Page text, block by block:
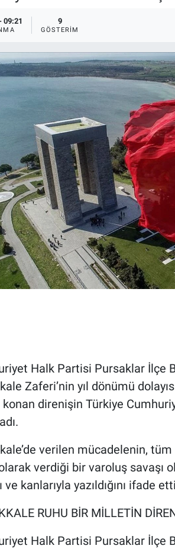
09:21 9
GÖSTERIM
Halk Partisi Pursaklar İlçe
Zaferi’nin yıl dönümü
konan direnişin Türkiye
verilen mücadelenin,
verdiği bir varoluş savaşı
ve kanlarıyla yazıldığını ifade
RUHU BİR MİLLETİN
Halk Partisi Pursaklar İlçe